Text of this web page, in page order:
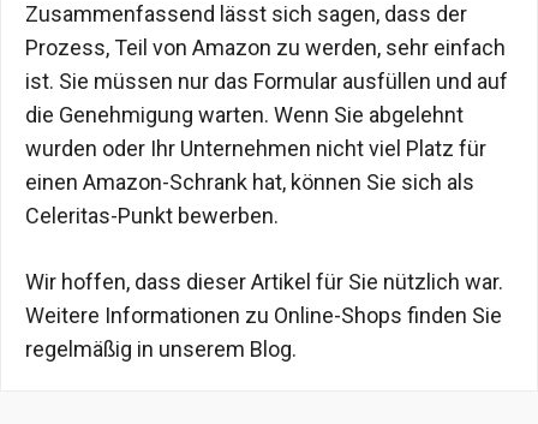
Zusammenfassend lässt sich sagen, dass der
Prozess, Teil von Amazon zu werden, sehr einfach
ist. Sie müssen nur das Formular ausfüllen und auf
die Genehmigung warten. Wenn Sie abgelehnt
wurden oder Ihr Unternehmen nicht viel Platz für
einen Amazon-Schrank hat, können Sie sich als
Celeritas-Punkt bewerben.
Wir hoffen, dass dieser Artikel für Sie nützlich war.
Weitere Informationen zu Online-Shops finden Sie
regelmäßig in unserem Blog.